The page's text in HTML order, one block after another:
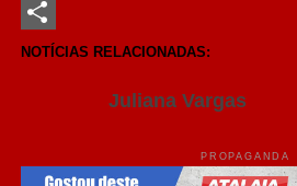
LinkedIn
Share
NOTÍCIAS RELACIONADAS:
Juliana Vargas
PROPAGANDA